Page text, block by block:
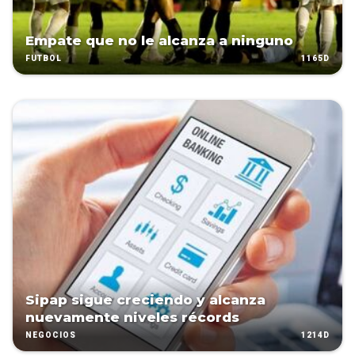
Empate que no le alcanza a ninguno
FÚTBOL 1165D
Sipap sigue creciendo y alcanza
nuevamente niveles récords
NEGOCIOS 1214D